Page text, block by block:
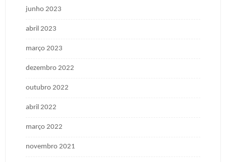
junho 2023
abril 2023
março 2023
dezembro 2022
outubro 2022
abril 2022
março 2022
novembro 2021